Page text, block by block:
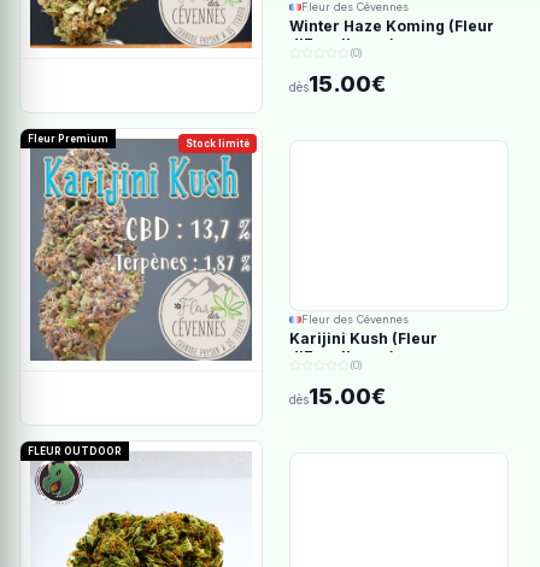
Fleur des Cévennes
Winter Haze Koming (Fleur
d'Excellence)
(0)
dès15.00€
Stock limité
Fleur Premium
Fleur des Cévennes
Karijini Kush (Fleur
d'Excellence)
(0)
dès15.00€
FLEUR OUTDOOR